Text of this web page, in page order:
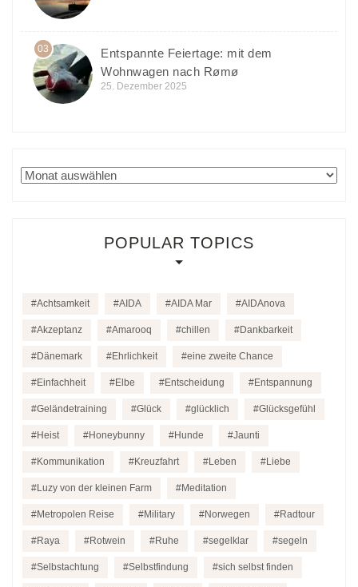
03
Entspannte Feiertage: mit dem
Wohnwagen nach Rømø
25. Dezember 2025
Archiv
POPULAR TOPICS
Achtsamkeit AIDA AIDA Mar AIDAnova
Akzeptanz Amarooq chillen Dankbarkeit
Dänemark Ehrlichkeit eine zweite Chance
Einfachheit Elbe Entscheidung Entspannung
Geländetraining Glück glücklich Glücksgefühl
Heist Honeybunny Hunde Jaunti
Kommunikation Kreuzfahrt Leben Liebe
Luzy von der kleinen Farm Meditation
Metropolen Reise Military Norwegen Radtour
Raya Rotwein Ruhe segelklar segeln
Selbstachtung Selbstfindung sich selbst finden